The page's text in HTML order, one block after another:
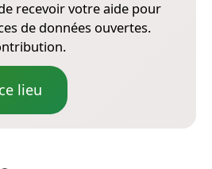
recevoir votre aide pour
de données ouvertes.
lieu